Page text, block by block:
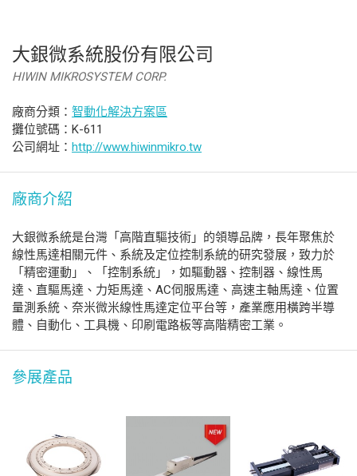
大銀微系統股份有限公司
HIWIN MIKROSYSTEM CORP.
廠商分類： 智動化解決方案區
攤位號碼：K-611
公司網址： http://www.hiwinmikro.tw
廠商介紹
大銀微系統是台灣「高階直驅技術」的領導品牌，長年聚焦於
線性馬達相關元件、系統及定位控制系統的研究發展，致力於
「精密運動」、「控制系統」，如驅動器、控制器、線性馬
達、直驅馬達、力矩馬達、AC伺服馬達、高速主軸馬達、位置
量測系統、奈米微米線性馬達定位平台等，產業應用橫跨半導
體、自動化、工具機、印刷電路板等高階精密工業。
參展產品